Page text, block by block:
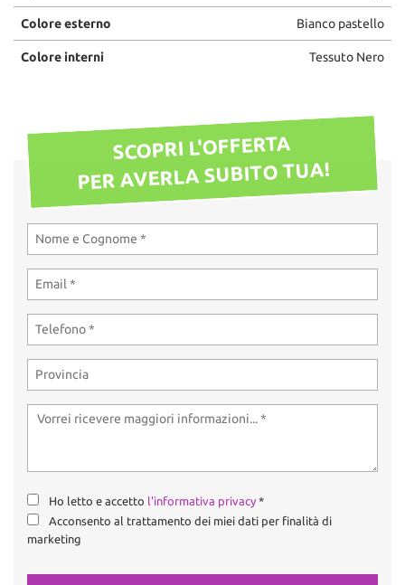
Colore esterno Bianco pastello
Colore interni Tessuto Nero
SCOPRI L'OFFERTA
PER AVERLA SUBITO TUA!
Ho letto e accetto l'informativa privacy *
Acconsento al trattamento dei miei dati per finalità di
marketing